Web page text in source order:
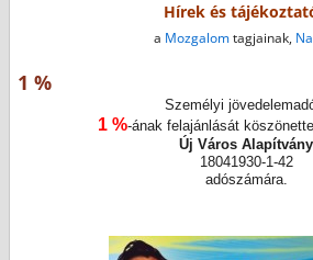
Hírek és
a Mozgalomtagjainak,
1 %
Személyi
1 %-ának felajánlását
Új Város Alapítvány
18041930-1-42
adószámára.